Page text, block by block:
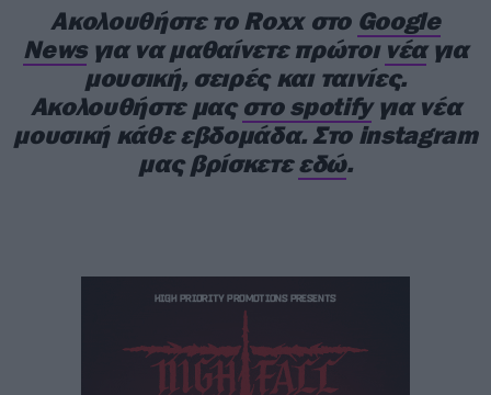
Οι Pet Shop Boys, το εμβληματικό δίδυμο των
Neil Tennant και Chris Lowe, αποτελούν το πιο
επιτυχημένο ντουέτο στην ιστορία της
βρετανικής μουσικής, όπως καταγράφεται και
στοGuinness Book of Records. Από την
υπογραφή τους με την Parlophone το 1985 έως
pop. Με 44 singles στο UK Top 30, εκ των
οποίων 22 στο Top 10 και τέσσερα στο Νο1, και
15 studio albums που όλα μπήκαν στο UK Top
10, το αντίκτυπό τους στην pop κουλτούρα
Ακολουθήστε το Roxx στο Google
Newsγια να μαθαίνετε πρώτοι νέαγια
μουσική, σειρές και ταινίες.
Ακολουθήστε μαςστο spotifyγια νέα
μουσική κάθε εβδομάδα. Στο instagram
μας βρίσκετεεδώ.